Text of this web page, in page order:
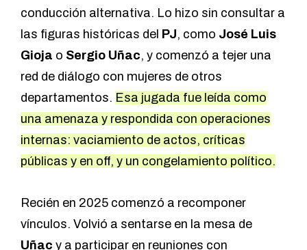
conducción alternativa. Lo hizo sin consultar a
las figuras históricas del PJ, como José Luis
Gioja o Sergio Uñac, y comenzó a tejer una
red de diálogo con mujeres de otros
departamentos. Esa jugada fue leída como
una amenaza y respondida con operaciones
internas: vaciamiento de actos, críticas
públicas y en off, y un congelamiento político.
Recién en 2025 comenzó a recomponer
vínculos. Volvió a sentarse en la mesa de
Uñac y a participar en reuniones con